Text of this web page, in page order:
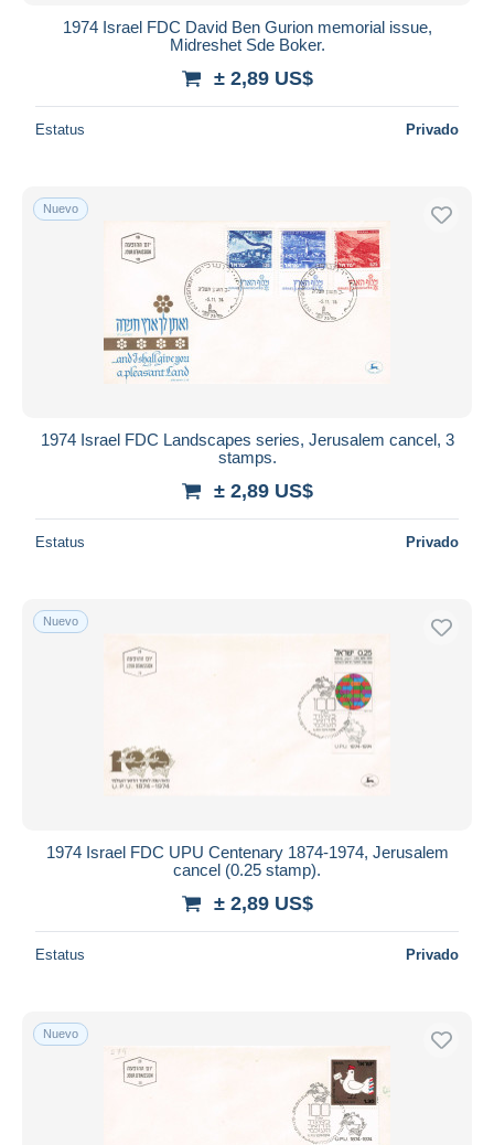
1974 Israel FDC David Ben Gurion memorial issue,
Midreshet Sde Boker.
± 2,89 US$
Estatus Privado
Nuevo
1974 Israel FDC Landscapes series, Jerusalem cancel, 3
stamps.
± 2,89 US$
Estatus Privado
Nuevo
1974 Israel FDC UPU Centenary 1874-1974, Jerusalem
cancel (0.25 stamp).
± 2,89 US$
Estatus Privado
Nuevo